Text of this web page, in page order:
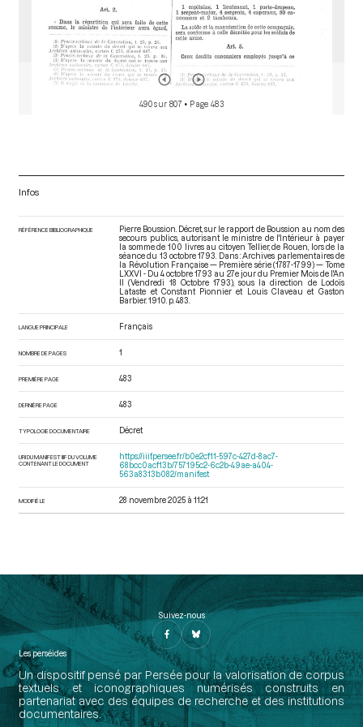
490 sur 807 • Page 483
Infos
RÉFÉRENCE BIBLIOGRAPHIQUE
Pierre Boussion. Décret, sur le rapport de Boussion au nom des
secours publics, autorisant le ministre de l'Intérieur à payer
la somme de 100 livres au citoyen Tellier, de Rouen, lors de la
séance du 13 octobre 1793. Dans : Archives parlementaires de
la Révolution Française — Première série (1787-1799) — Tome
LXXVI - Du 4 octobre 1793 au 27e jour du Premier Mois de l'An
II (Vendredi 18 Octobre 1793), sous la direction de Lodoïs
Lataste et Constant Pionnier et Louis Claveau et Gaston
Barbier. 1910. p. 483.
LANGUE PRINCIPALE Français
NOMBRE DE PAGES 1
PREMIÈRE PAGE 483
DERNIÈRE PAGE 483
TYPOLOGIE DOCUMENTAIRE Décret
URI DU MANIFEST IIIF DU VOLUME
CONTENANT LE DOCUMENT
https://iiif.persee.fr/b0e2cf11-597c-427d-8ac7-
68bcc0acf13b/757195c2-6c2b-49ae-a404-
563a8313b082/manifest
MODIFIÉ LE 28 novembre 2025 à 11:21
Suivez-nous
Les perséides
Un dispositif pensé par Persée pour la valorisation de corpus
textuels et iconographiques numérisés construits en
partenariat avec des équipes de recherche et des institutions
documentaires.